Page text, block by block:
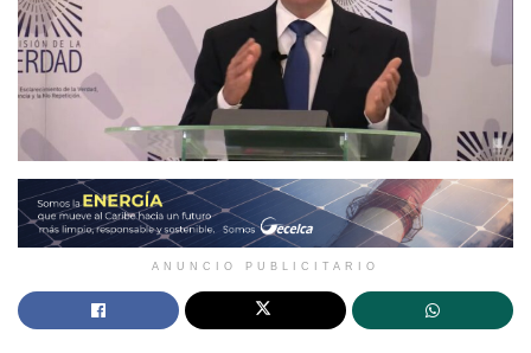
ANUNCIO PUBLICITARIO